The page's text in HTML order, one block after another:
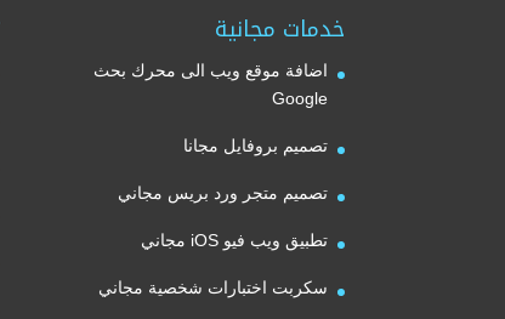
خدمات مجانية
اضافة موقع ويب الى محرك بحث
Google
تصميم بروفايل مجانا
تصميم متجر ورد بريس مجاني
تطبيق ويب فيو iOS مجاني
سكربت اختبارات شخصية مجاني